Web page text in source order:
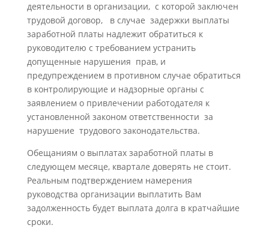
деятельности в организации, с которой заключен
трудовой договор, в случае задержки выплаты
заработной платы надлежит обратиться к
руководителю с требованием устранить
допущенные нарушения прав, и
предупреждением в противном случае обратиться
в контролирующие и надзорные органы с
заявлением о привлечении работодателя к
установленной законом ответственности за
нарушение трудового законодательства.
Обещаниям о выплатах заработной платы в
следующем месяце, квартале доверять не стоит.
Реальным подтверждением намерения
руководства организации выплатить Вам
задолженность будет выплата долга в кратчайшие
сроки.